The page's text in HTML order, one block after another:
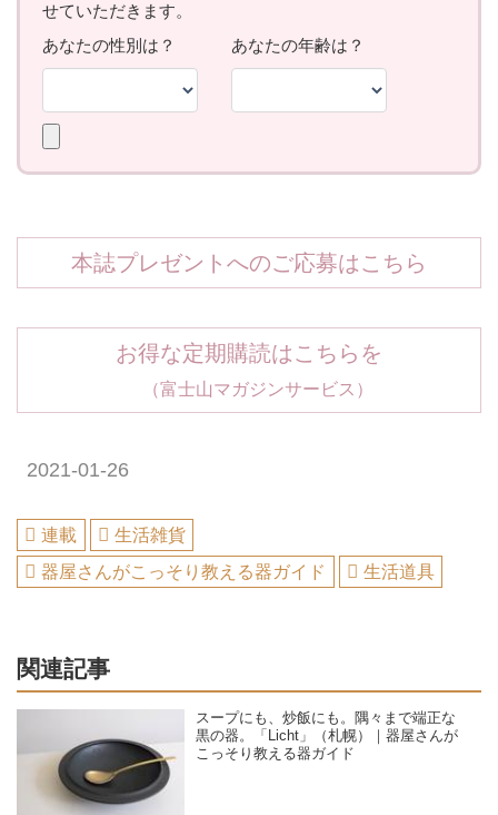
本誌プレゼントへのご応募はこちら
お得な定期購読はこちらを
（富士山マガジンサービス）
2021-01-26
連載
生活雑貨
器屋さんがこっそり教える器ガイド
生活道具
関連記事
スープにも、炒飯にも。隅々まで端正な
黒の器。「Licht」（札幌）｜器屋さんが
こっそり教える器ガイド